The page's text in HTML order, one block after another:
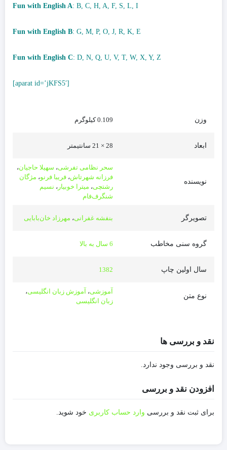
Fun with English A: B, C, H, A, F, S, L, I
Fun with English B: G, M, P, O, J, R, K, E
Fun with English C: D, N, Q, U, V, T, W, X, Y, Z
[aparat id=’jKFS5′]
وزن 0.109 کیلوگرم
ابعاد 28 × 21 سانتیمتر
نویسنده
سحر نظامی تفرشی، سهیلا حاجیان،
فرزانه شهرتاش، فریبا فرنو، مژگان
رشتچی، میترا خوبیار ، نسیم
شنگرف‌فام
تصویرگر بنفشه غفرانی، مهرزاد خان‌بابایی
گروه سنی مخاطب 6 سال به بالا
سال اولین چاپ 1382
نوع متن
آموزشی، آموزش زبان انگلیسی،
زبان انگلیسی
نقد و بررسی ها
نقد و بررسی وجود ندارد.
افزودن نقد و بررسی
برای ثبت نقد و بررسی وارد حساب کاربری خود شوید.